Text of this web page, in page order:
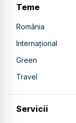
Teme
România
Internațional
Green
Travel
Servicii